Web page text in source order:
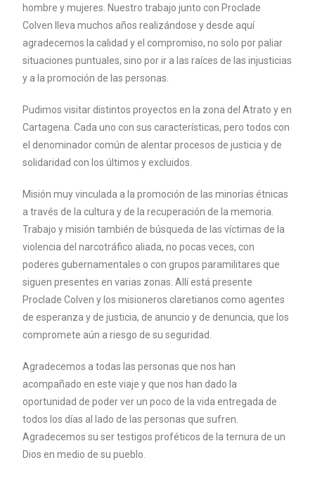
hombre y mujeres. Nuestro trabajo junto con Proclade
Colven lleva muchos años realizándose y desde aquí
agradecemos la calidad y el compromiso, no solo por paliar
situaciones puntuales, sino por ir a las raíces de las injusticias
y a la promoción de las personas.
Pudimos visitar distintos proyectos en la zona del Atrato y en
Cartagena. Cada uno con sus características, pero todos con
el denominador común de alentar procesos de justicia y de
solidaridad con los últimos y excluidos.
Misión muy vinculada a la promoción de las minorías étnicas
a través de la cultura y de la recuperación de la memoria.
Trabajo y misión también de búsqueda de las víctimas de la
violencia del narcotráfico aliada, no pocas veces, con
poderes gubernamentales o con grupos paramilitares que
siguen presentes en varias zonas. Allí está presente
Proclade Colven y los misioneros claretianos como agentes
de esperanza y de justicia, de anuncio y de denuncia, que los
compromete aún a riesgo de su seguridad.
Agradecemos a todas las personas que nos han
acompañado en este viaje y que nos han dado la
oportunidad de poder ver un poco de la vida entregada de
todos los días al lado de las personas que sufren.
Agradecemos su ser testigos proféticos de la ternura de un
Dios en medio de su pueblo.